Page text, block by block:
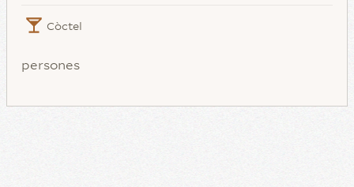
Còctel
persones